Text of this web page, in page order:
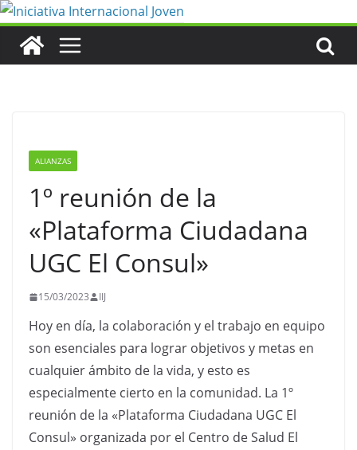
Saltar
contenido
ALIANZAS
1º reunión de la
«Plataforma Ciudadana
UGC El Consul»
15/03/2023 IIJ
Hoy en día, la colaboración y el trabajo en equipo
son esenciales para lograr objetivos y metas en
cualquier ámbito de la vida, y esto es
especialmente cierto en la comunidad. La 1º
reunión de la «Plataforma Ciudadana UGC El
Consul» organizada por el Centro de Salud El